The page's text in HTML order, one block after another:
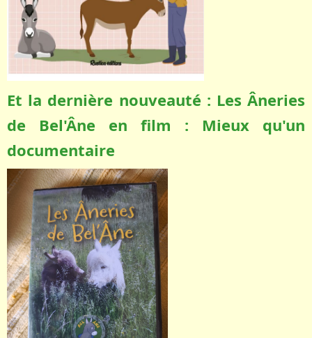
Et la dernière nouveauté : Les Âneries
de Bel'Âne en film : Mieux qu'un
documentaire